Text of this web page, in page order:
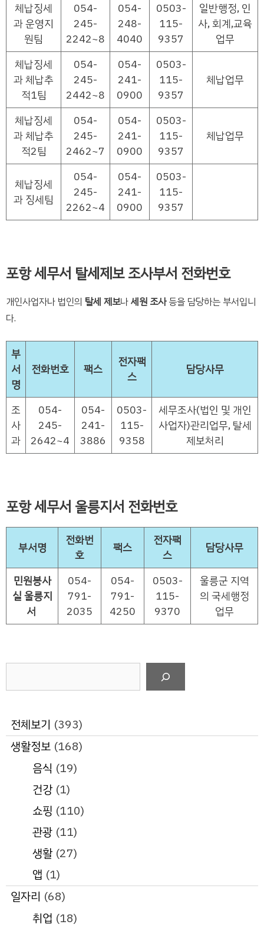
체납징세
과 운영지
원팀
054-
245-
2242~8
054-
248-
4040
0503-
115-
9357
일반행정, 인
사, 회계,교육
업무
체납징세
과 체납추
적1팀
054-
245-
2442~8
054-
241-
0900
0503-
115-
9357
체납업무
체납징세
과 체납추
적2팀
054-
245-
2462~7
054-
241-
0900
0503-
115-
9357
체납업무
체납징세
과 징세팀
054-
245-
2262~4
054-
241-
0900
0503-
115-
9357
포항 세무서 탈세제보 조사부서 전화번호
개인사업자나 법인의 탈세 제보나세원 조사등을 담당하는 부서입니
다.
부
서
명
전화번호 팩스
전자팩
스
담당사무
조
사
과
054-
245-
2642~4
054-
241-
3886
0503-
115-
9358
세무조사(법인 및 개인
사업자)관리업무, 탈세
제보처리
포항 세무서 울릉지서 전화번호
부서명
전화번
호
팩스
전자팩
스
담당사무
민원봉사
실 울릉지
서
054-
791-
2035
054-
791-
4250
0503-
115-
9370
울릉군 지역
의 국세행정
업무
전체보기 (393)
생활정보 (168)
음식 (19)
건강(1)
쇼핑 (110)
관광(11)
생활(27)
앱 (1)
일자리 (68)
취업 (18)